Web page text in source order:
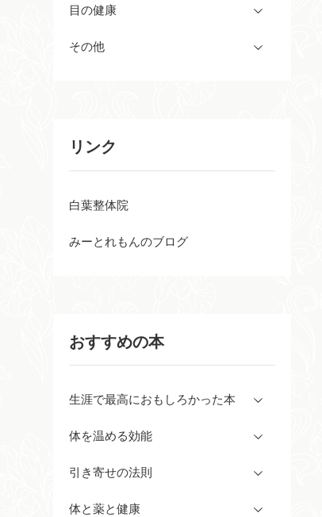
目の健康
その他
リンク
白葉整体院
みーとれもんのブログ
おすすめの本
生涯で最高におもしろかった本
体を温める効能
引き寄せの法則
体と薬と健康